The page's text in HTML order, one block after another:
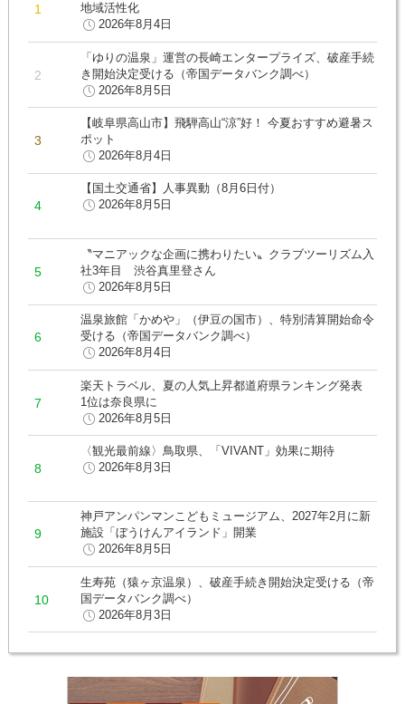
地域活性化
2026年8月4日
「ゆりの温泉」運営の長崎エンタープライズ、破産手続
き開始決定受ける（帝国データバンク調べ）
2026年8月5日
【岐阜県高山市】飛騨高山“涼”好！ 今夏おすすめ避暑ス
ポット
2026年8月4日
【国土交通省】人事異動（8月6日付）
2026年8月5日
〝マニアックな企画に携わりたい〟クラブツーリズム入
社3年目 渋谷真里登さん
2026年8月5日
温泉旅館「かめや」（伊豆の国市）、特別清算開始命令
受ける（帝国データバンク調べ）
2026年8月4日
楽天トラベル、夏の人気上昇都道府県ランキング発表
1位は奈良県に
2026年8月5日
〈観光最前線〉鳥取県、「VIVANT」効果に期待
2026年8月3日
神戸アンパンマンこどもミュージアム、2027年2月に新
施設「ぼうけんアイランド」開業
2026年8月5日
生寿苑（猿ヶ京温泉）、破産手続き開始決定受ける（帝
国データバンク調べ）
2026年8月3日